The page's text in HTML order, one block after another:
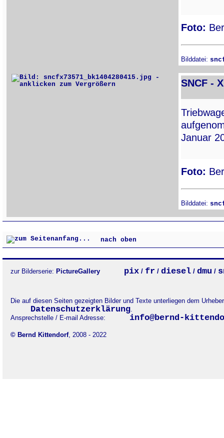
Foto:
Bilddatei:
SNCF -
Januar
Foto:
Bilddatei:
nach oben
zur Bilderserie: PictureGallery pix / fr / diesel / dmu /
Die auf diesen Seiten gezeigten Bilder und Texte unterliegen dem
Datenschutzerklärung.
Ansprechstelle / E-mail Adresse:
info@bernd-
© Bernd Kittendorf, 2008 - 2022